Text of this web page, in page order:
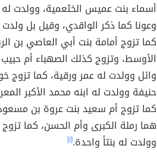
أسماء بنت عميس الخثعمية، وولدت له
وعونا كما ذكر الواقدي، وقيل بل
كما تزوج أمامة بنت أبي العاصي بن
الأوسط، وتزوج كذلك الصهباء أم
وائل وولدت له عمر ورقية، كما تزوج
حنيفة وولدت له ابنه محمد الأكبر
كما تزوج أم سعيد بنت عروة بن مسعود
هما رملة الكبرى وأم الحسن، كما
وولدت له بنتاً واحدة.[١]